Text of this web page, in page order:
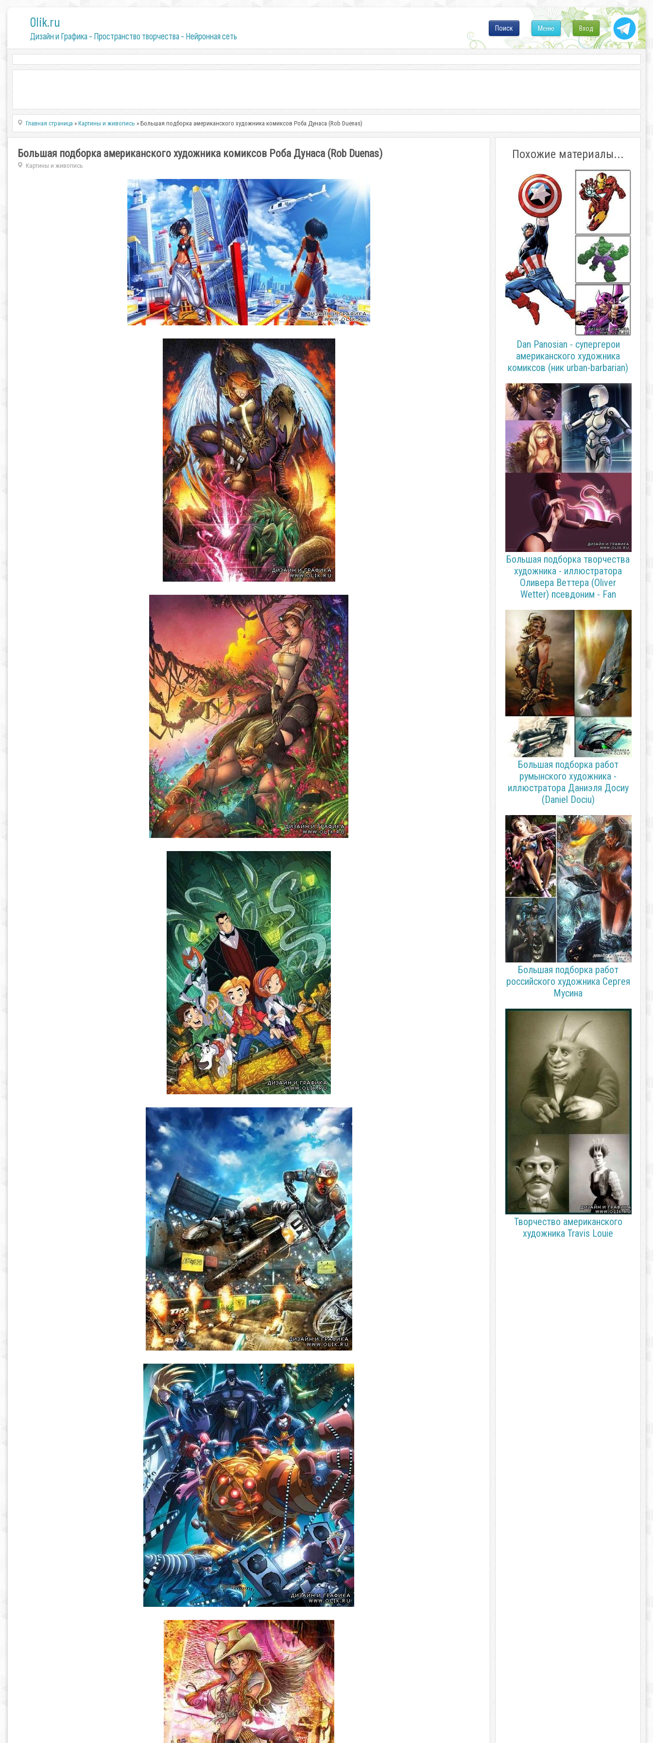
0lik.ru
Дизайн и Графика - Пространство творчества - Нейронная сеть
Вход
Меню
Поиск
Главная страница »Картины и живопись » Большая подборка американского художника комиксов Роба Дунаса (Rob Duenas)
Большая подборка американского художника комиксов Роба Дунаса (Rob Duenas)
Картины и живопись
Похожие материалы...
Dan Panosian - супергерои
американского художника
комиксов (ник urban-barbarian)
Большая подборка творчества
художника - иллюстратора
Оливера Веттера (Oliver
Wetter) псевдоним - Fan
Большая подборка работ
румынского художника -
иллюстратора Даниэля Досиу
(Daniel Dociu)
Большая подборка работ
российского художника Сергея
Мусина
Творчество американского
художника Travis Louie